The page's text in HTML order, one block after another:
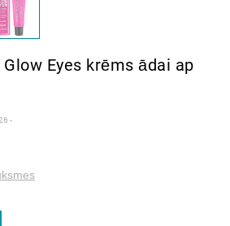
Glow Eyes krēms ādai ap
-